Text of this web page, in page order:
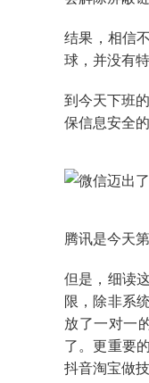
结果，相信
球，并没有
到今天下班
保信息安全
腾讯是今天
但是，细读
限，除非系
放了一对一
了。更重要
抖音淘宝做